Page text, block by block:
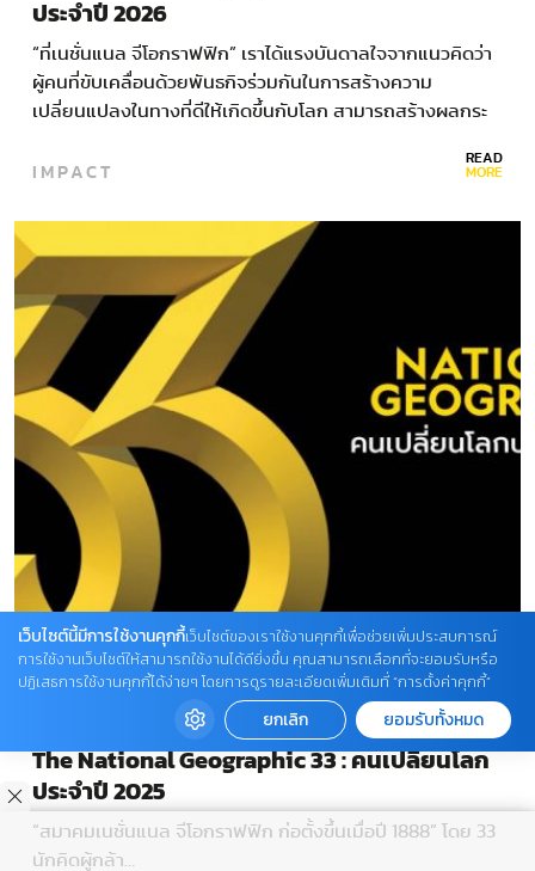
ประจำปี 2026
“ที่เนชั่นแนล จีโอกราฟฟิก” เราได้แรงบันดาลใจจากแนวคิดว่า
ผู้คนที่ขับเคลื่อนด้วยพันธกิจร่วมกันในการสร้างความ
เปลี่ยนแปลงในทางที่ดีให้เกิดขึ้นกับโลก สามารถสร้างผลกระ
IMPACT READ
MORE
The National Geographic 33 : คนเปลี่ยนโลก
ประจำปี 2025
“สมาคมเนชั่นแนล จีโอกราฟฟิก ก่อตั้งขึ้นเมื่อปี 1888” โดย 33
นักคิดผู้กล้า…
เว็บไซต์นี้มีการใช้งานคุกกี้เว็บไซต์ของเราใช้งานคุกกี้เพื่อช่วยเพิ่มประสบการณ์
การใช้งานเว็บไซต์ให้สามารถใช้งานได้ดียิ่งขึ้น คุณสามารถเลือกที่จะยอมรับหรือ
ปฏิเสธการใช้งานคุกกี้ได้ง่ายๆ โดยการดูรายละเอียดเพิ่มเติมที่ “การตั้งค่าคุกกี้”
ยกเลิก ยอมรับทั้งหมด